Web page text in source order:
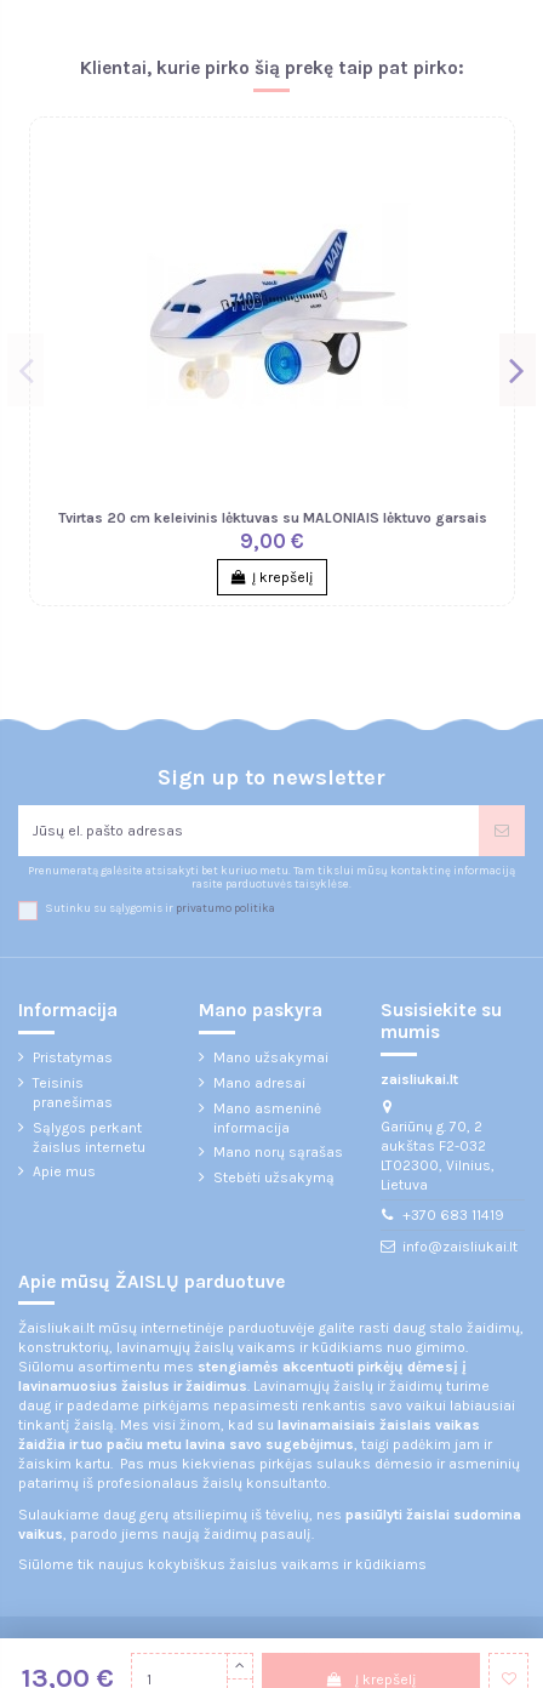
13,00 € Į krepšelį
Klientai, kurie pirko šią prekę taip pat pirko:
Tvirtas 20 cm keleivinis lėktuvas su MALONIAIS lėktuvo garsais
9,00 €
Į krepšelį
Sign up to newsletter
Prenumeratą galėsite atsisakyti bet kuriuo metu. Tam tikslui mūsų kontaktinę informaciją
rasite parduotuvės taisyklėse.
Sutinku su sąlygomis ir privatumo politika
Informacija
Pristatymas
Teisinis
pranešimas
Sąlygos perkant
žaislus internetu
Apie mus
Mano paskyra
Mano užsakymai
Mano adresai
Mano asmeninė
informacija
Mano norų sąrašas
Stebėti užsakymą
Susisiekite su
mumis
zaisliukai.lt
Gariūnų g. 70, 2
aukštas F2-032
LT02300, Vilnius,
Lietuva
+370 683 11419
info@zaisliukai.lt
Apie mūsų ŽAISLŲ parduotuve
Žaisliukai.lt mūsų internetinėje parduotuvėje galite rasti daug stalo žaidimų,
konstruktorių, lavinamųjų žaislų vaikams ir kūdikiams nuo gimimo.
Siūlomu asortimentu mes stengiamės akcentuoti pirkėjų dėmesį į
lavinamuosius žaislus ir žaidimus. Lavinamųjų žaislų ir žaidimų turime
daug ir padedame pirkėjams nepasimesti renkantis savo vaikui labiausiai
tinkantį žaislą. Mes visi žinom, kad su lavinamaisiais žaislais vaikas
žaidžia ir tuo pačiu metu lavina savo sugebėjimus, taigi padėkim jam ir
žaiskim kartu. Pas mus kiekvienas pirkėjas sulauks dėmesio ir asmeninių
patarimų iš profesionalaus žaislų konsultanto.
Sulaukiame daug gerų atsiliepimų iš tėvelių, nes pasiūlyti žaislai sudomina
vaikus, parodo jiems naują žaidimų pasaulį.
Siūlome tik naujus kokybiškus žaislus vaikams ir kūdikiams
© 2021 Žaisliukai.Visos teisės saugomos.